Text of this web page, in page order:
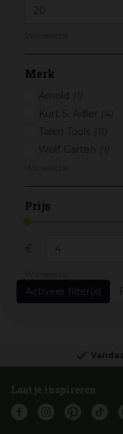
Merk
Arnold (1)
Kurt S. Adler (4)
Talen Tools (11)
Wolf Garten (1)
Prijs
€
Laat je inspireren